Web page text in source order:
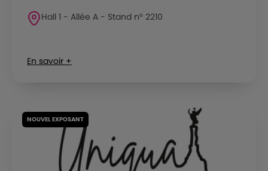
Hall 1 - Allée A - Stand n° 2210
En savoir +
NOUVEL EXPOSANT